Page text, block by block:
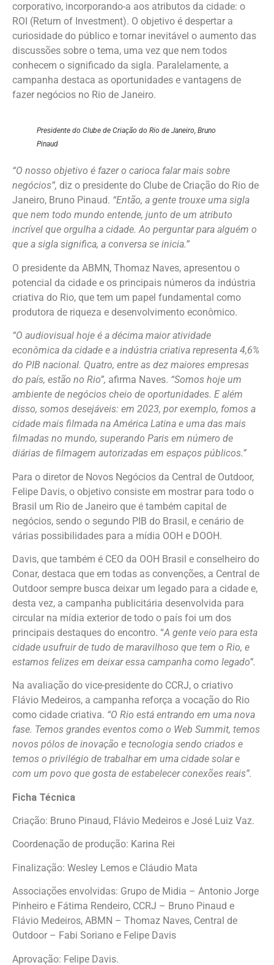
corporativo, incorporando-a aos atributos da cidade: o
ROI (Return of Investment). O objetivo é despertar a
curiosidade do público e tornar inevitável o aumento das
discussões sobre o tema, uma vez que nem todos
conhecem o significado da sigla. Paralelamente, a
campanha destaca as oportunidades e vantagens de
fazer negócios no Rio de Janeiro.
Presidente do Clube de Criação do Rio de Janeiro, Bruno
Pinaud
“O nosso objetivo é fazer o carioca falar mais sobre
negócios”, diz o presidente do Clube de Criação do Rio de
Janeiro, Bruno Pinaud. “Então, a gente trouxe uma sigla
que nem todo mundo entende, junto de um atributo
incrível que orgulha a cidade. Ao perguntar para alguém o
que a sigla significa, a conversa se inicia.”
O presidente da ABMN, Thomaz Naves, apresentou o
potencial da cidade e os principais números da indústria
criativa do Rio, que tem um papel fundamental como
produtora de riqueza e desenvolvimento econômico.
“O audiovisual hoje é a décima maior atividade
econômica da cidade e a indústria criativa representa 4,6%
do PIB nacional. Quatro, entre as dez maiores empresas
do país, estão no Rio”, afirma Naves. “Somos hoje um
ambiente de negócios cheio de oportunidades. E além
disso, somos desejáveis: em 2023, por exemplo, fomos a
cidade mais filmada na América Latina e uma das mais
filmadas no mundo, superando Paris em número de
diárias de filmagem autorizadas em espaços públicos.”
Para o diretor de Novos Negócios da Central de Outdoor,
Felipe Davis, o objetivo consiste em mostrar para todo o
Brasil um Rio de Janeiro que é também capital de
negócios, sendo o segundo PIB do Brasil, e cenário de
várias possibilidades para a mídia OOH e DOOH.
Davis, que também é CEO da OOH Brasil e conselheiro do
Conar, destaca que em todas as convenções, a Central de
Outdoor sempre busca deixar um legado para a cidade e,
desta vez, a campanha publicitária desenvolvida para
circular na mídia exterior de todo o país foi um dos
principais destaques do encontro. “A gente veio para esta
cidade usufruir de tudo de maravilhoso que tem o Rio, e
estamos felizes em deixar essa campanha como legado”.
Na avaliação do vice-presidente do CCRJ, o criativo
Flávio Medeiros, a campanha reforça a vocação do Rio
como cidade criativa. “O Rio está entrando em uma nova
fase. Temos grandes eventos como o Web Summit, temos
novos pólos de inovação e tecnologia sendo criados e
temos o privilégio de trabalhar em uma cidade solar e
com um povo que gosta de estabelecer conexões reais”.
Ficha Técnica
Criação: Bruno Pinaud, Flávio Medeiros e José Luiz Vaz.
Coordenação de produção: Karina Rei
Finalização: Wesley Lemos e Cláudio Mata
Associações envolvidas: Grupo de Midia – Antonio Jorge
Pinheiro e Fátima Rendeiro, CCRJ – Bruno Pinaud e
Flávio Medeiros, ABMN – Thomaz Naves, Central de
Outdoor – Fabi Soriano e Felipe Davis
Aprovação: Felipe Davis.